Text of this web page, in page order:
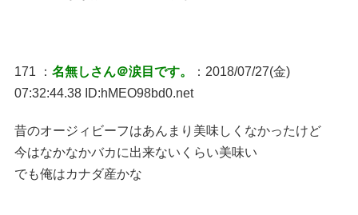
171 ： 名無しさん＠涙目です。
：2018/07/27(金)
07:32:44.38 ID:hMEO98bd0.net
昔のオージィビーフはあんまり美味しくなかったけど
今はなかなかバカに出来ないくらい美味い
でも俺はカナダ産かな